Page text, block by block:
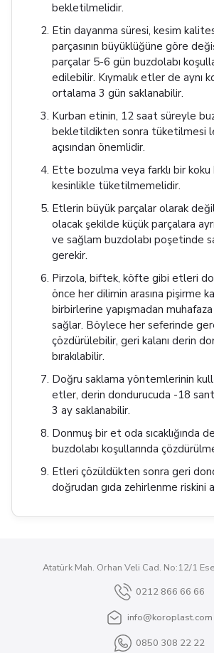
bekletilmelidir.
Etin dayanma süresi, kesim
parçasının büyüklüğüne göre
parçalar 5-6 gün buzdolabı
edilebilir. Kıymalık etler de aynı
ortalama 3 gün saklanabilir.
Kurban etinin, 12 saat süreyle
bekletildikten sonra tüketilmesi
açısından önemlidir.
Ette bozulma veya farklı bir
kesinlikle tüketilmemelidir.
Etlerin büyük parçalar olarak
olacak şekilde küçük parçalara
ve sağlam buzdolabı poşetinde
gerekir.
Pirzola, biftek, köfte gibi etleri
önce her dilimin arasına pişirme
birbirlerine yapışmadan
sağlar. Böylece her seferinde
çözdürülebilir, geri kalanı derin
bırakılabilir.
Doğru saklama yöntemlerinin
etler, derin dondurucuda -18
3 ay saklanabilir.
Donmuş bir et oda sıcaklığında
buzdolabı koşullarında
Etleri çözüldükten sonra geri
doğrudan gıda zehirlenme riskini
Atatürk Mah. Orhan Veli Cad. No:12/1
0212 866 66 66
info@koroplast.com
0850 308 22 22